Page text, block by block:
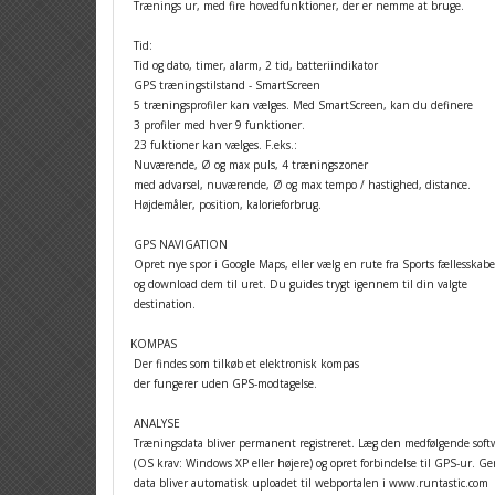
Trænings ur, med fire hovedfunktioner, der er nemme at bruge.
Tid:
Tid og dato, timer, alarm, 2 tid, batteriindikator
GPS træningstilstand - SmartScreen
5 træningsprofiler kan vælges. Med SmartScreen, kan du definere
3 profiler med hver 9 funktioner.
23 fuktioner kan vælges. F.eks.:
Nuværende, Ø og max puls, 4 træningszoner
med advarsel, nuværende, Ø og max tempo / hastighed, distance.
Højdemåler, position, kalorieforbrug.
GPS NAVIGATION
Opret nye spor i Google Maps, eller vælg en rute fra Sports
og download dem til uret. Du guides trygt igennem til din valgte
destination.
KOMPAS
Der findes som tilkøb et elektronisk kompas
der fungerer uden GPS-modtagelse.
ANALYSE
Træningsdata bliver permanent registreret. Læg den medfølgende
(OS krav: Windows XP eller højere) og opret forbindelse til GPS-ur.
data bliver automatisk uploadet til webportalen i www.runtastic.com